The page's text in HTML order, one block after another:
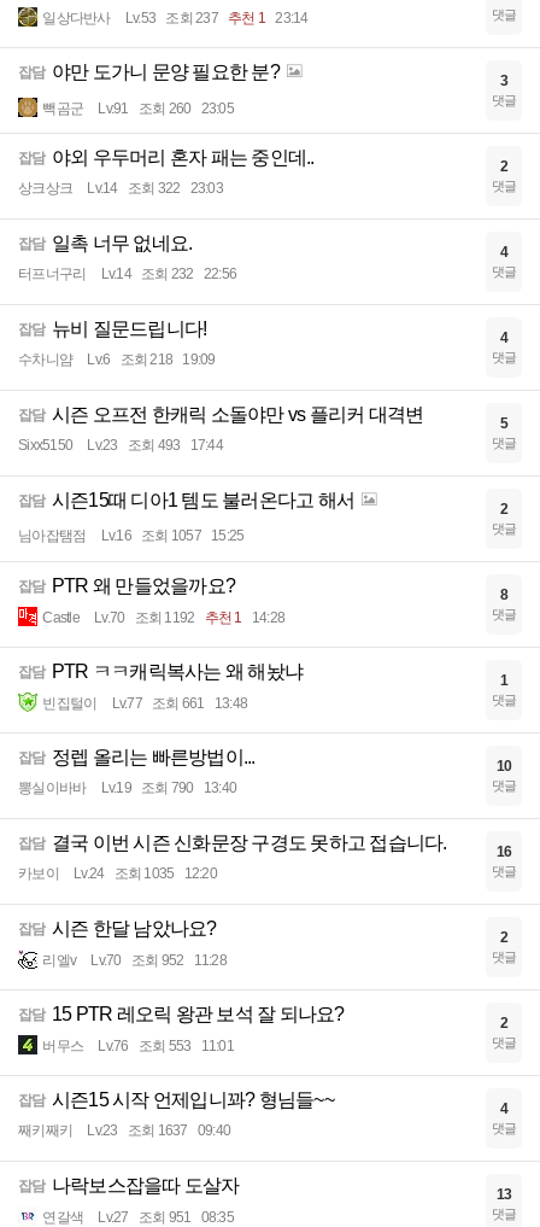
일상다반사 Lv.53 조회 237 추천 1 23:14 댓글
잡담 야만 도가니 문양 필요한 분?
빽곰군 Lv.91 조회 260 23:05
3
댓글
잡담 야외 우두머리 혼자 패는 중인데..
상크상크 Lv.14 조회 322 23:03
2
댓글
잡담 일촉 너무 없네요.
터프너구리 Lv.14 조회 232 22:56
4
댓글
잡담 뉴비 질문드립니다!
수차니얌 Lv.6 조회 218 19:09
4
댓글
잡담 시즌 오프전 한캐릭 소돌야만 vs 플리커 대격변
Sixx5150 Lv.23 조회 493 17:44
5
댓글
잡담 시즌15때 디아1 템도 불러온다고 해서
님아잡탬점 Lv.16 조회 1057 15:25
2
댓글
잡담 PTR 왜 만들었을까요?
Castle Lv.70 조회 1192 추천 1 14:28
8
댓글
잡담 PTR ㅋㅋ캐릭복사는 왜 해놨냐
빈집털이 Lv.77 조회 661 13:48
1
댓글
잡담 정렙 올리는 빠른방법이...
뽕실이바바 Lv.19 조회 790 13:40
10
댓글
잡담 결국 이번 시즌 신화문장 구경도 못하고 접습니다.
카보이 Lv.24 조회 1035 12:20
16
댓글
잡담 시즌 한달 남았나요?
리엘v Lv.70 조회 952 11:28
2
댓글
잡담 15 PTR 레오릭 왕관 보석 잘 되나요?
버무스 Lv.76 조회 553 11:01
2
댓글
잡담 시즌15 시작 언제입니꽈? 형님들~~
째키째키 Lv.23 조회 1637 09:40
4
댓글
잡담 나락보스잡을따 도살자
연갈색 Lv.27 조회 951 08:35
13
댓글